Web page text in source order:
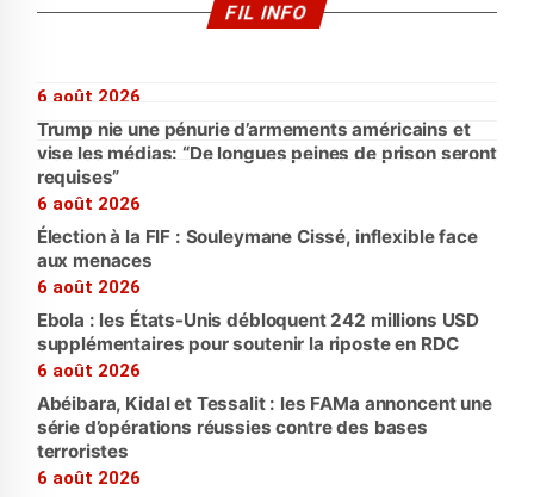
FIL INFO
6 août 2026
Trump nie une pénurie d’armements américains et
vise les médias: “De longues peines de prison seront
requises”
6 août 2026
Élection à la FIF : Souleymane Cissé, inflexible face
aux menaces
6 août 2026
Ebola : les États-Unis débloquent 242 millions USD
supplémentaires pour soutenir la riposte en RDC
6 août 2026
Abéibara, Kidal et Tessalit : les FAMa annoncent une
série d’opérations réussies contre des bases
terroristes
6 août 2026